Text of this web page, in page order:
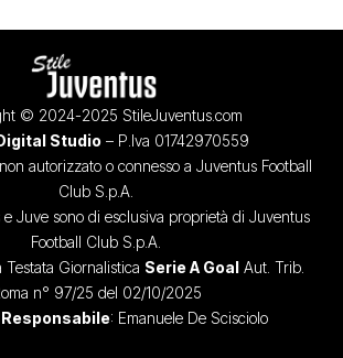
© 2024-2025 StileJuventus.com
Studio – P.Iva 01742970559
autorizzato o connesso a Juventus Football
Club S.p.A.
Juve sono di esclusiva proprietà di Juventus
Football Club S.p.A.
Giornalistica Serie A Goal Aut. Trib.
n° 97/25 del 02/10/2025
: Emanuele De Scisciolo